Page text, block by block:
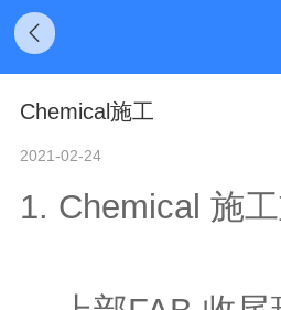
Chemical施工
2021-02-24
1. Chemical 施